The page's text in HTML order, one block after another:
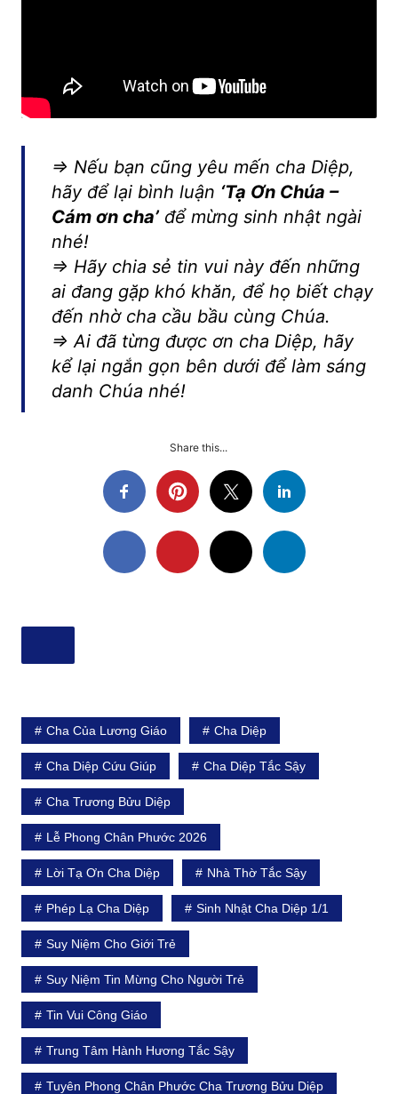
=> Nếu bạn cũng yêu mến cha Diệp,
hãy để lại bình luận ‘Tạ Ơn Chúa –
Cám ơn cha’để mừng sinh nhật ngài
nhé!
=> Hãy chia sẻ tin vui này đến những
ai đang gặp khó khăn, để họ biết chạy
đến nhờ cha cầu bầu cùng Chúa.
=> Ai đã từng được ơn cha Diệp, hãy
kể lại ngắn gọn bên dưới để làm sáng
danh Chúa nhé!
Share this...
Cha Của Lương Giáo Cha Diệp
Cha Diệp Cứu Giúp Cha Diệp Tắc Sậy
Cha Trương Bửu Diệp
Lễ Phong Chân Phước 2026
Lời Tạ Ơn Cha Diệp Nhà Thờ Tắc Sậy
Phép Lạ Cha Diệp Sinh Nhật Cha Diệp 1/1
Suy Niệm Cho Giới Trẻ
Suy Niệm Tin Mừng Cho Người Trẻ
Tin Vui Công Giáo
Trung Tâm Hành Hương Tắc Sậy
Tuyên Phong Chân Phước Cha Trương Bửu Diệp